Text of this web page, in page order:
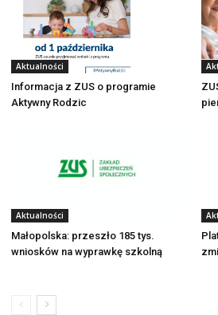
Aktualności
Informacja z ZUS o programie
Aktywny Rodzic
Aktualności
Małopolska: przeszło 185 tys.
wniosków na wyprawkę szkolną